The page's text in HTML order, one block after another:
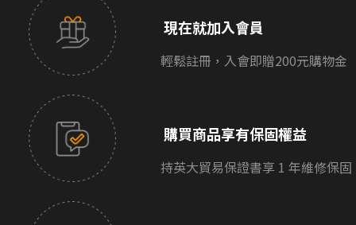
現在就加入會員
輕鬆註冊，入會即贈200元購物金
購買商品享有保固權益
持英大貿易保證書享 1 年維修保固